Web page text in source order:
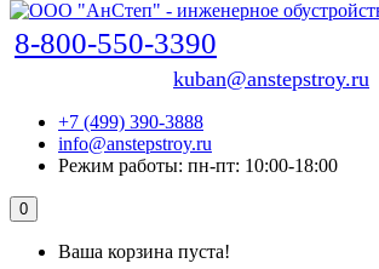
8-800-550-3390
kuban@anstepstroy.ru
+7 (499) 390-3888
info@anstepstroy.ru
Режим работы: пн-пт: 10:00-18:00
0
Ваша корзина пуста!